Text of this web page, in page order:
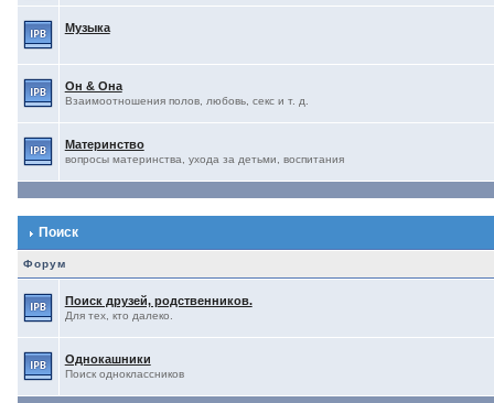
Музыка
Он & Она
Взаимоотношения полов, любовь, секс и т. д.
Материнство
вопросы материнства, ухода за детьми, воспитания
Поиск
Форум
Поиск друзей, родственников.
Для тех, кто далеко.
Однокашники
Поиск одноклассников